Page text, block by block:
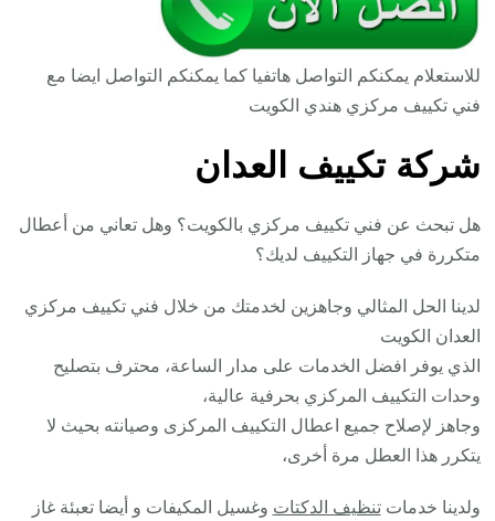
للاستعلام يمكنكم التواصل هاتفيا كما يمكنكم التواصل ايضا مع
فني تكييف مركزي هندي الكويت
شركة تكييف العدان
هل تبحث عن فني تكييف مركزي بالكويت؟ وهل تعاني من أعطال
متكررة في جهاز التكييف لديك؟
لدينا الحل المثالي وجاهزين لخدمتك من خلال فني تكييف مركزي
العدان الكويت
الذي يوفر افضل الخدمات على مدار الساعة، محترف بتصليح
وحدات التكييف المركزي بحرفية عالية،
وجاهز لإصلاح جميع اعطال التكييف المركزى وصيانته بحيث لا
يتكرر هذا العطل مرة أخرى،
ولدينا خدماتتنظيف الدكتات وغسيل المكيفات و أيضا تعبئة غاز